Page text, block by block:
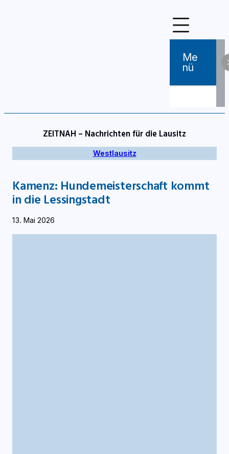
Me
Nü
ZEITNAH – Nachrichten für die Lausitz
Westlausitz
Kamenz: Hundemeisterschaft kommt
in die Lessingstadt
13. Mai 2026